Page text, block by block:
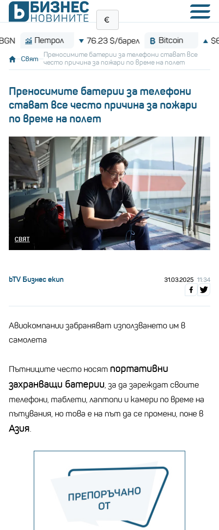
Петрол 76.23 $/барел Bitcoin
Свят
Преносимите батерии за телефони стават все
често причина за пожари по време на полет
Преносимите батерии за телефони
стават все често причина за пожари
по време на полет
СВЯТ
bTV Бизнес екип 31.03.2025 11:34
Авиокомпании забраняват използването им в
самолета
Пътниците често носят портативни
захранващи батерии, за да зареждат своите
телефони, таблети, лаптопи и камери по време на
пътувания, но това е на път да се промени, поне в
Азия.